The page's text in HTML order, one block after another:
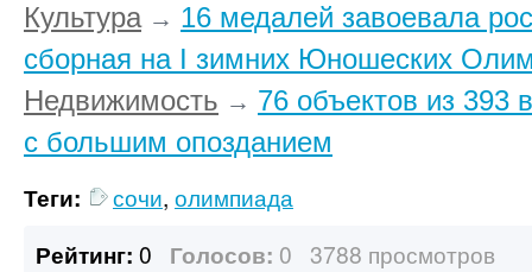
Культура→ 16 медалей завоевала
сборная на I зимних Юношеских
Недвижимость → 76 объектов из 393
с большим опозданием
Теги: сочи, олимпиада
Рейтинг: 0 Голосов: 0 3788 просмотров